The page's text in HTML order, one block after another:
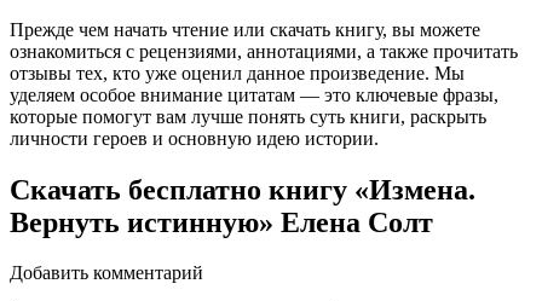
Прежде чем начать чтение или скачать книгу, вы можете
ознакомиться с рецензиями, аннотациями, а также прочитать
отзывы тех, кто уже оценил данное произведение. Мы
уделяем особое внимание цитатам — это ключевые фразы,
которые помогут вам лучше понять суть книги, раскрыть
личности героев и основную идею истории.
Скачать бесплатно книгу «Измена.
Вернуть истинную» Елена Солт
Добавить комментарий